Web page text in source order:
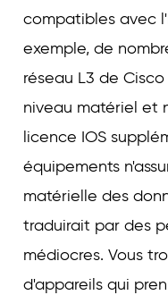
compatibles avec
exemple, de
réseau L3 de
niveau matériel et
licence IOS
équipements
matérielle des
traduirait par des
médiocres. Vous
d'appareils qui